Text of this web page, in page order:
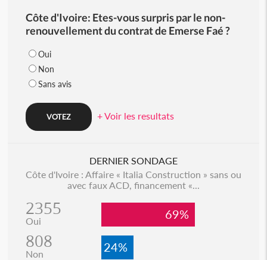
Côte d'Ivoire: Etes-vous surpris par le non-
renouvellement du contrat de Emerse Faé ?
Oui
Non
Sans avis
+ Voir les resultats
DERNIER SONDAGE
Côte d'Ivoire : Affaire « Italia Construction » sans ou
avec faux ACD, financement «...
2355
Oui 69%
808
Non 24%